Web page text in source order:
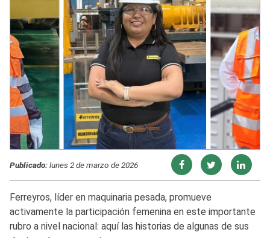
Publicado:lunes 2 de marzo de 2026
Ferreyros, líder en maquinaria pesada, promueve
activamente la participación femenina en este importante
rubro a nivel nacional: aquí las historias de algunas de sus